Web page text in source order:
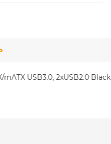
mATX USB3.0, 2xUSB2.0 Black